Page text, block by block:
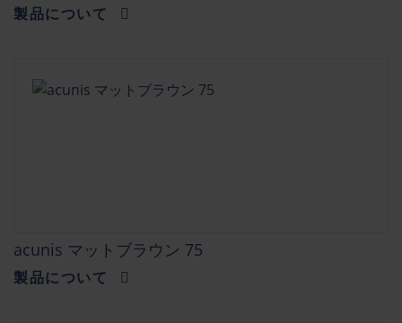
製品について
acunis マットブラウン 75
製品について